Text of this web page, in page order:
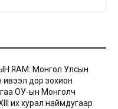
ЯАМ: Монгол Улсын
ивээл дор зохион
ОУ-ын Монголч
их хурал наймдугаар